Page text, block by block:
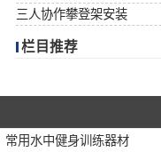
三人协作攀登架安装
栏目推荐
常用水中健身训练器材